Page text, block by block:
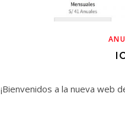
¡Bienvenidos a la nueva web